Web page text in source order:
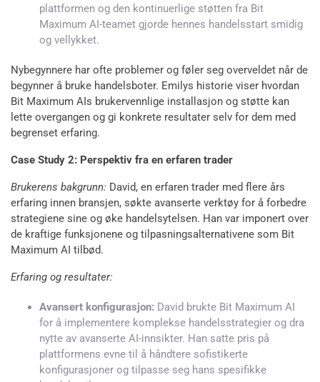
plattformen og den kontinuerlige støtten fra Bit
Maximum AI-teamet gjorde hennes handelsstart smidig
og vellykket.
Nybegynnere har ofte problemer og føler seg overveldet når de
begynner å bruke handelsboter. Emilys historie viser hvordan
Bit Maximum AIs brukervennlige installasjon og støtte kan
lette overgangen og gi konkrete resultater selv for dem med
begrenset erfaring.
Case Study 2: Perspektiv fra en erfaren trader
Brukerens bakgrunn: David, en erfaren trader med flere års
erfaring innen bransjen, søkte avanserte verktøy for å forbedre
strategiene sine og øke handelsytelsen. Han var imponert over
de kraftige funksjonene og tilpasningsalternativene som Bit
Maximum AI tilbød.
Erfaring og resultater:
Avansert konfigurasjon: David brukte Bit Maximum AI
for å implementere komplekse handelsstrategier og dra
nytte av avanserte AI-innsikter. Han satte pris på
plattformens evne til å håndtere sofistikerte
konfigurasjoner og tilpasse seg hans spesifikke